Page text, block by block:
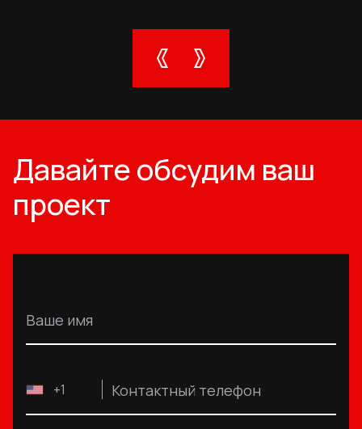
Давайте обсудим ваш
проект
Ваше имя
+1 Контактный телефон